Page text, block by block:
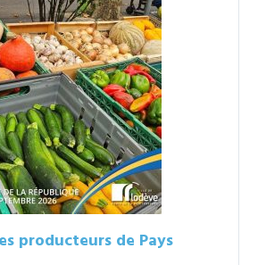
producteurs de Pays